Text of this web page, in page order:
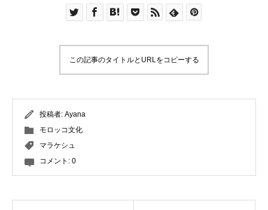
この記事のタイトルとURLをコピーする
投稿者: Ayana
モロッコ文化
マラケシュ
コメント: 0